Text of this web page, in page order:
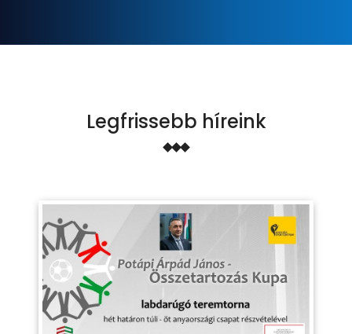
Legfrissebb híreink